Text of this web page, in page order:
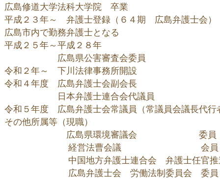
広島修道大学法科大学院　卒業
平成２３年～　弁護士登録（６４期　広島弁護士会）
広島市内で勤務弁護士となる
平成２５年～平成２８年
広島県公害審査会委員
令和２年～　下川法律事務所開設
令和４年度　広島弁護士会副会長
日本弁護士連合会代議員
令和５年度　広島弁護士会常議員（常議員会議長代行
その他所属等（現職）
広島県環境審議会　　　　　　　委員
  　　　　　　経営法曹会議　　　　　　　　　会員
　　　　　　中国地方弁護士連合会　弁護士任官
  　　　　　　広島弁護士会　労働法制委員会　委員